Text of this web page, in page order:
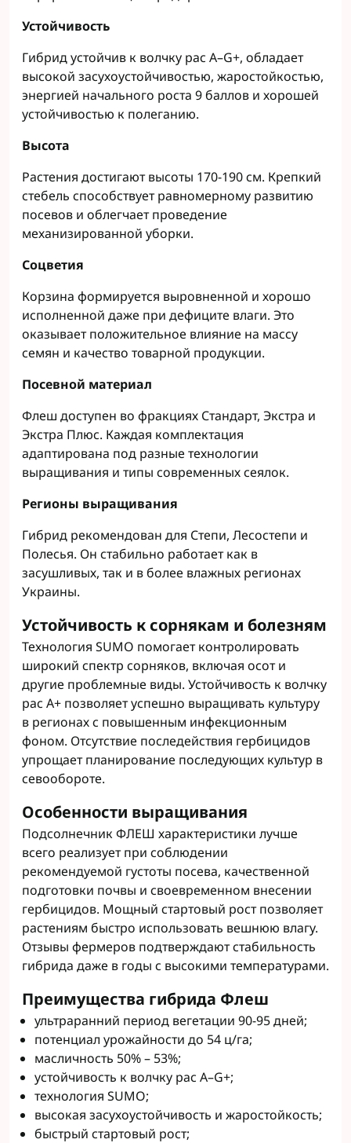
Устойчивость
Гибрид устойчив к волчку рас A–G+, обладает
высокой засухоустойчивостью, жаростойкостью,
энергией начального роста 9 баллов и хорошей
устойчивостью к полеганию.
Высота
Растения достигают высоты 170-190 см. Крепкий
стебель способствует равномерному развитию
посевов и облегчает проведение
механизированной уборки.
Соцветия
Корзина формируется выровненной и хорошо
исполненной даже при дефиците влаги. Это
оказывает положительное влияние на массу
семян и качество товарной продукции.
Посевной материал
Флеш доступен во фракциях Стандарт, Экстра и
Экстра Плюс. Каждая комплектация
адаптирована под разные технологии
выращивания и типы современных сеялок.
Регионы выращивания
Гибрид рекомендован для Степи, Лесостепи и
Полесья. Он стабильно работает как в
засушливых, так и в более влажных регионах
Украины.
Устойчивость к сорнякам и болезням
Технология SUMO помогает контролировать
широкий спектр сорняков, включая осот и
другие проблемные виды. Устойчивость к волчку
рас A+ позволяет успешно выращивать культуру
в регионах с повышенным инфекционным
фоном. Отсутствие последействия гербицидов
упрощает планирование последующих культур в
севообороте.
Особенности выращивания
Подсолнечник ФЛЕШ характеристики лучше
всего реализует при соблюдении
рекомендуемой густоты посева, качественной
подготовки почвы и своевременном внесении
гербицидов. Мощный стартовый рост позволяет
растениям быстро использовать вешнюю влагу.
Отзывы фермеров подтверждают стабильность
гибрида даже в годы с высокими температурами.
Преимущества гибрида Флеш
ультраранний период вегетации 90-95 дней;
потенциал урожайности до 54 ц/га;
масличность 50% – 53%;
устойчивость к волчку рас A–G+;
технология SUMO;
высокая засухоустойчивость и жаростойкость;
быстрый стартовый рост;